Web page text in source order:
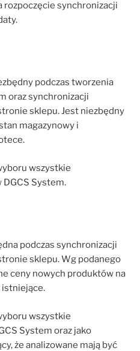
rozpoczęcie synchronizacji
podczas tworzenia
oraz synchronizacji
sklepu. Jest niezbędny
magazynowy i
wszystkie
System.
podczas synchronizacji
sklepu. Wg podanego
ceny nowych produktów na
istniejące.
wszystkie
System oraz jako
że analizowane mają być